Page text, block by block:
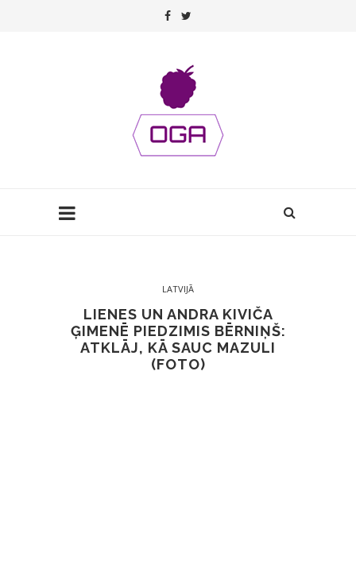
LATVIJĀ
LIENES UN ANDRA KIVIČA
ĢIMENĒ PIEDZIMIS BĒRNIŅŠ:
ATKLĀJ, KĀ SAUC MAZULI
(FOTO)